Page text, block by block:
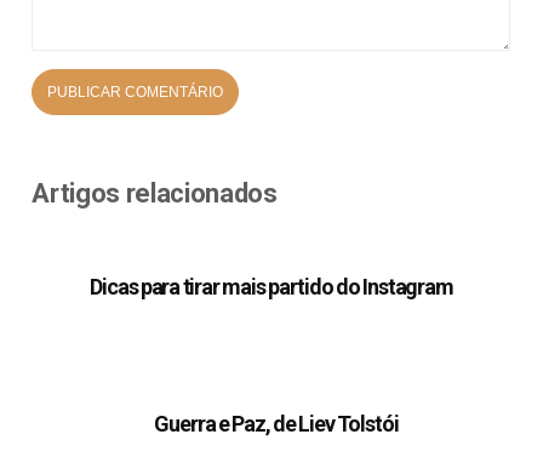
Artigos relacionados
Dicas para tirar mais partido do Instagram
Guerra e Paz, de Liev Tolstói